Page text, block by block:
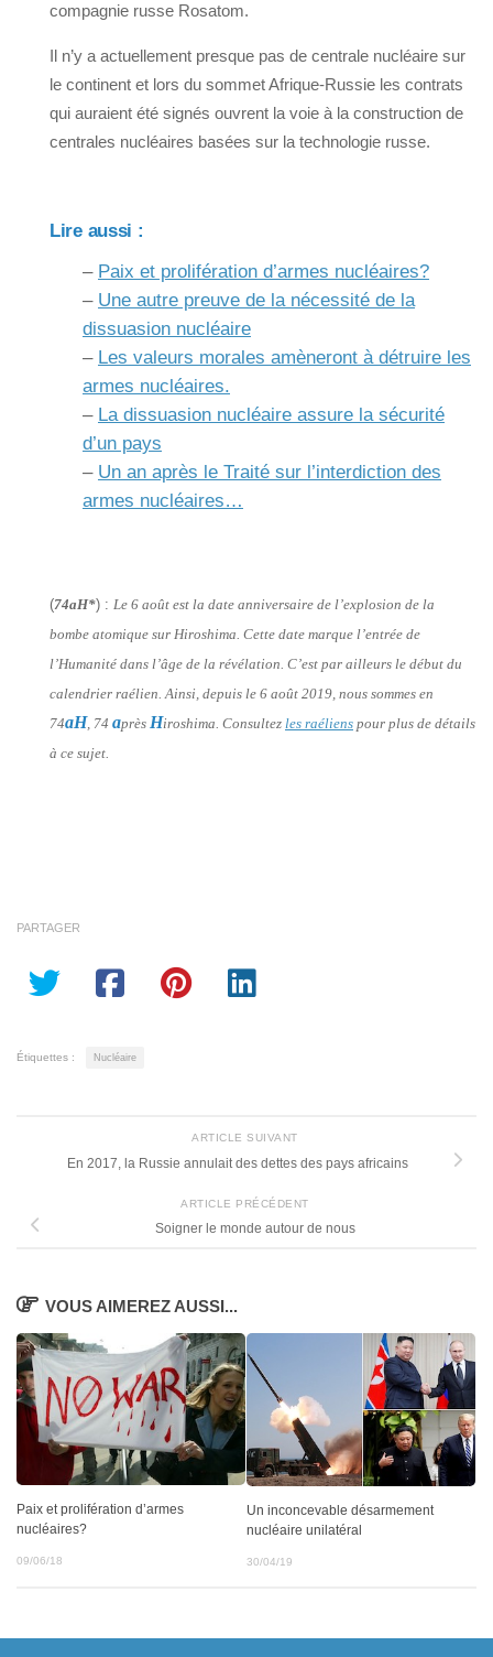
compagnie russe Rosatom.
Il n’y a actuellement presque pas de centrale nucléaire sur
le continent et lors du sommet Afrique-Russie les contrats
qui auraient été signés ouvrent la voie à la construction de
centrales nucléaires basées sur la technologie russe.
Lire aussi :
– Paix et prolifération d’armes nucléaires?
– Une autre preuve de la nécessité de la
dissuasion nucléaire
– Les valeurs morales amèneront à détruire les
armes nucléaires.
– La dissuasion nucléaire assure la sécurité
d’un pays
– Un an après le Traité sur l’interdiction des
armes nucléaires…
(74aH*) : Le 6 août est la date anniversaire de l’explosion de la
bombe atomique sur Hiroshima. Cette date marque l’entrée de
l’Humanité dans l’âge de la révélation. C’est par ailleurs le début du
calendrier raélien. Ainsi, depuis le 6 août 2019, nous sommes en
74aH, 74 après Hiroshima. Consultez les raéliens pour plus de détails
à ce sujet.
PARTAGER
Étiquettes : Nucléaire
ARTICLE SUIVANT
En 2017, la Russie annulait des dettes des pays africains
ARTICLE PRÉCÉDENT
Soigner le monde autour de nous
VOUS AIMEREZ AUSSI...
Paix et prolifération d’armes
nucléaires?
09/06/18
Un inconcevable désarmement
nucléaire unilatéral
30/04/19